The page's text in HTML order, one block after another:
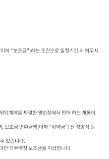
하 “보조금”)하는 조건으로 일정기간 의 의무사
계약을 체결한 영업장에서 판매 하는 개통이
보조금 반환금액(이하 “위약금”) 산 정방식 등
있습니다.
의무약정 보조금을 지급합니다.